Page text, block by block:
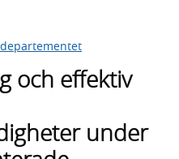
och effektiv
under